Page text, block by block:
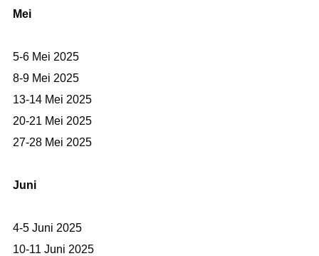
Mei
5-6 Mei 2025
8-9 Mei 2025
13-14 Mei 2025
20-21 Mei 2025
27-28 Mei 2025
Juni
4-5 Juni 2025
10-11 Juni 2025